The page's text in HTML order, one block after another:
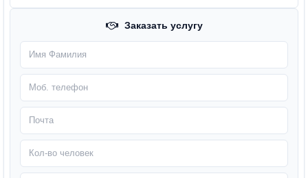
Заказать услугу